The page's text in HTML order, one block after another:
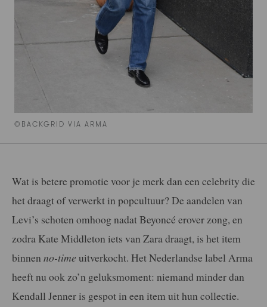
©BACKGRID VIA ARMA
Wat is betere promotie voor je merk dan een celebrity die
het draagt of verwerkt in popcultuur? De aandelen van
Levi’s schoten omhoog nadat Beyoncé erover zong, en
zodra Kate Middleton iets van Zara draagt, is het item
binnen no-time uitverkocht. Het Nederlandse label Arma
heeft nu ook zo’n geluksmoment: niemand minder dan
Kendall Jenner is gespot in een item uit hun collectie.